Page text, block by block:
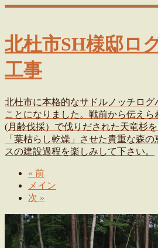
北杜市SH様邸ロ
工事
北杜市に本格的なサドルノッチログ
ことになりました。戦前から伝え
(月齢伐採）で伐りだされた天竜杉
「葉枯らし乾燥」させた貴重な森
スの建設過程を楽しみして下さい。
« 前
メイン
次 »